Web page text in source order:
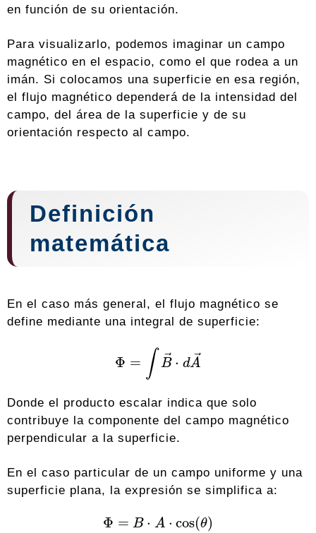
en función de su orientación.
Para visualizarlo, podemos imaginar un campo
magnético en el espacio, como el que rodea a un
imán. Si colocamos una superficie en esa región,
el flujo magnético dependerá de la intensidad del
campo, del área de la superficie y de su
orientación respecto al campo.
Definición
matemática
En el caso más general, el flujo magnético se
define mediante una integral de superficie:
→
Donde el producto escalar indica que solo
contribuye la componente del campo magnético
perpendicular a la superficie.
En el caso particular de un campo uniforme y una
superficie plana, la expresión se simplifica a:
Φ B⋅ ⋅cos θ)